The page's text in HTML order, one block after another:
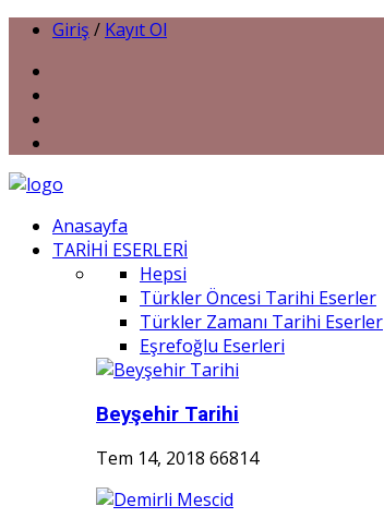
Giriş / Kayıt Ol
Anasayfa
TARİHİ ESERLERİ
Hepsi
Türkler Öncesi Tarihi Eserler
Türkler Zamanı Tarihi Eserler
Eşrefoğlu Eserleri
Beyşehir Tarihi
Tem 14, 2018 66814